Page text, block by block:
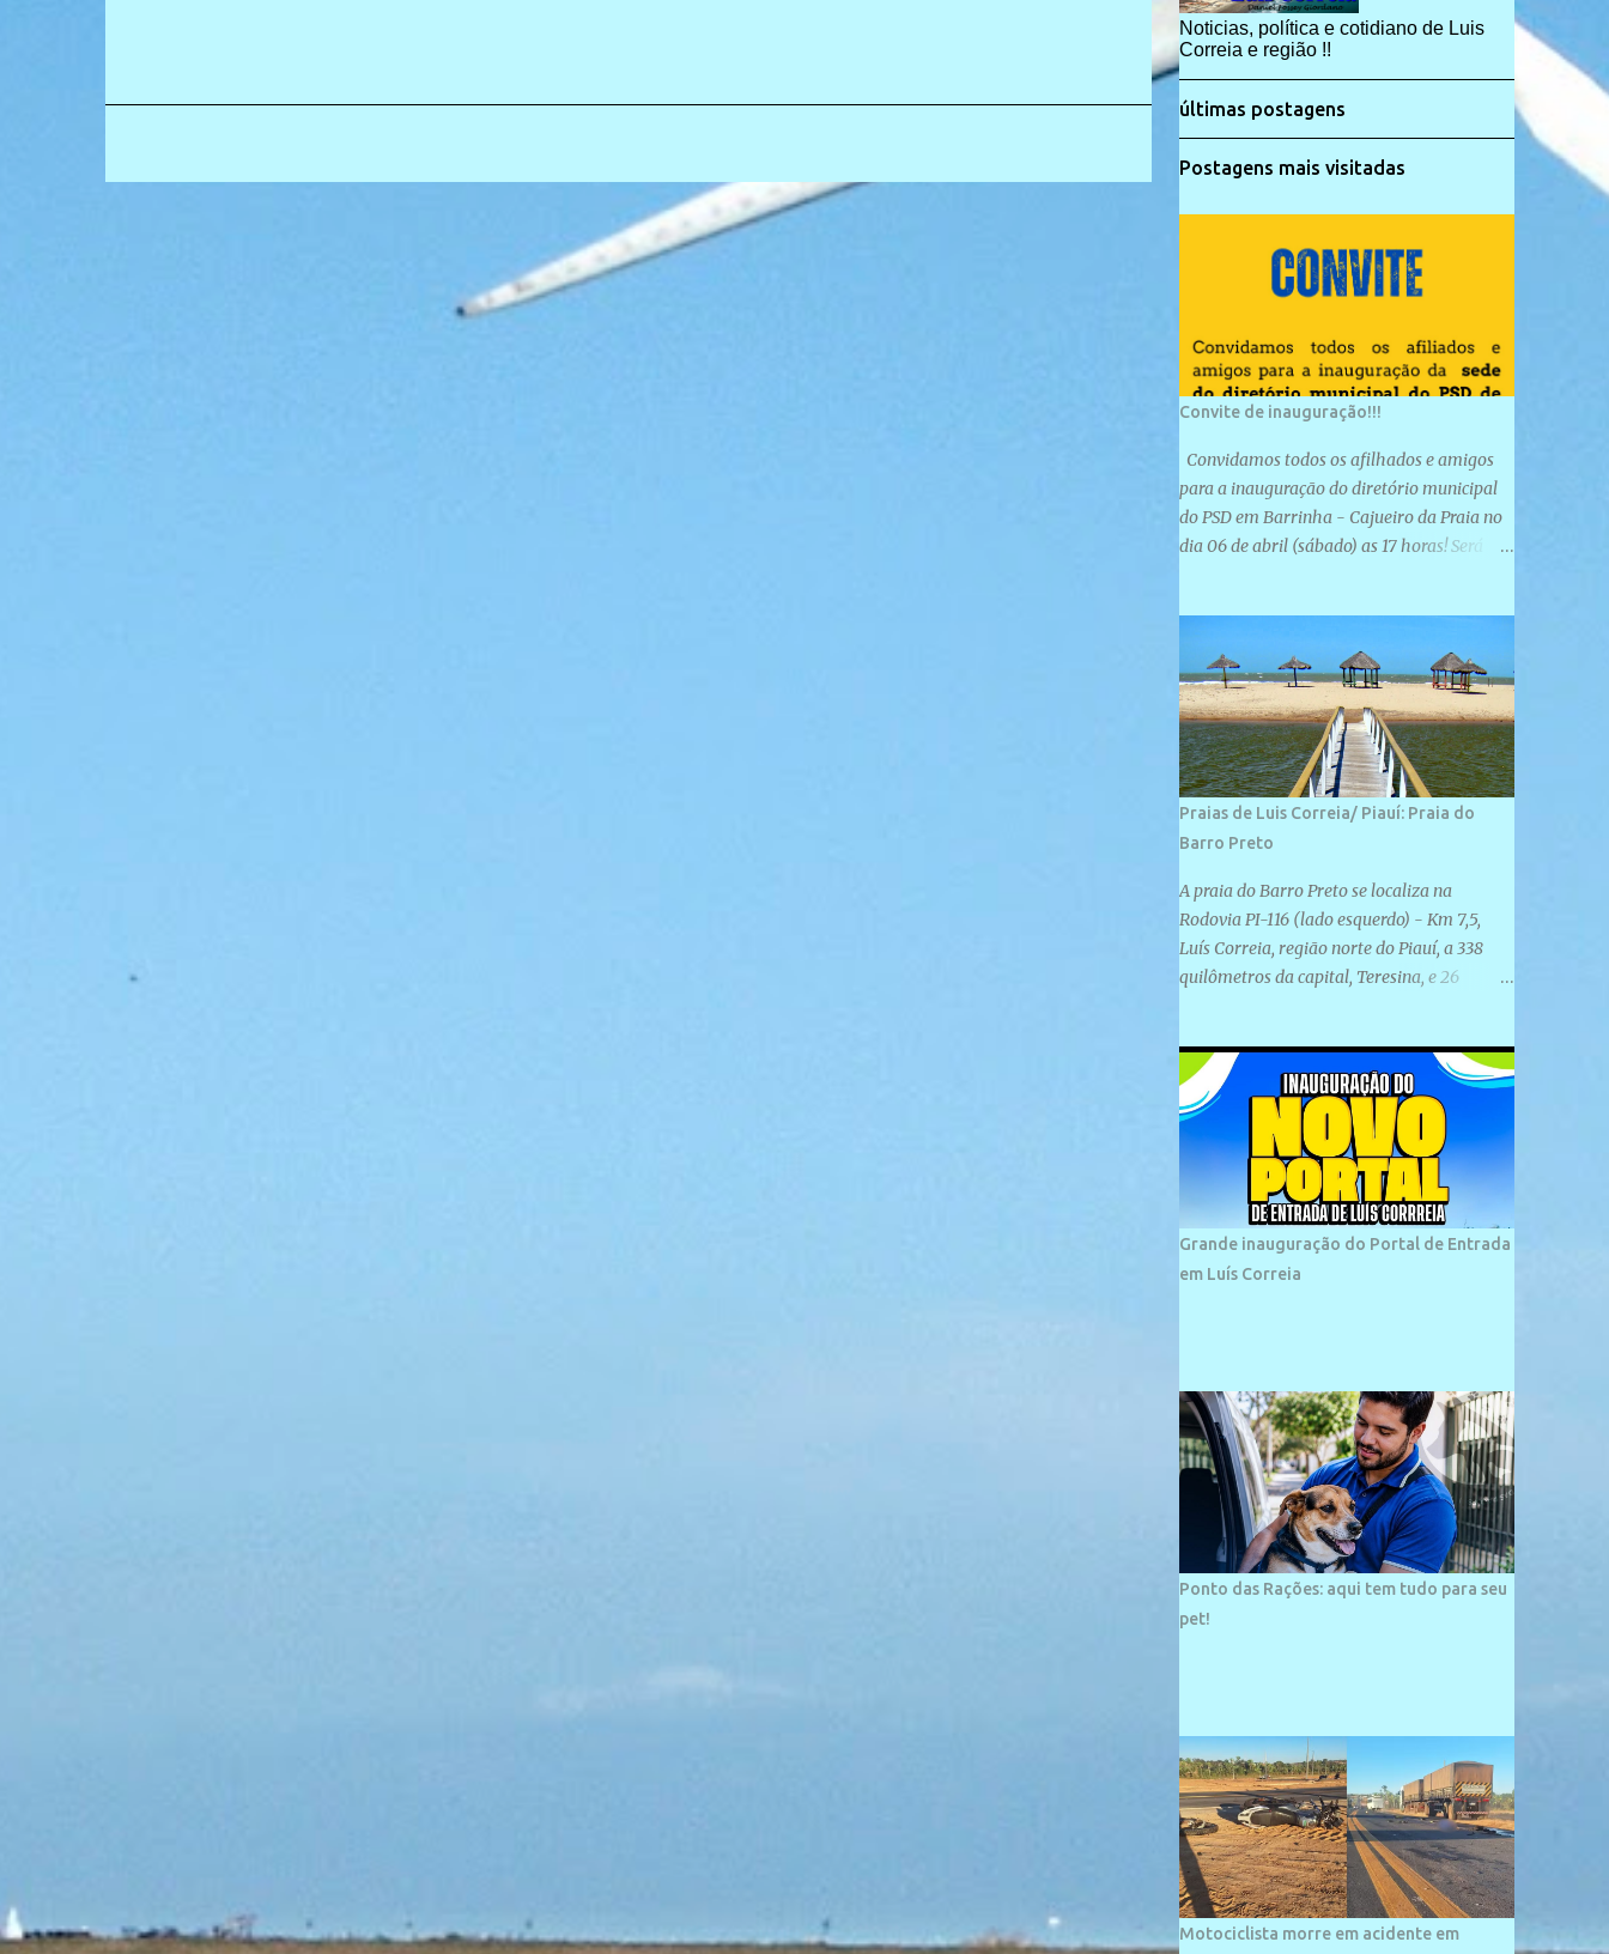
Noticias, política e cotidiano de Luis
Correia e região !!
últimas postagens
Postagens mais visitadas
Convite de inauguração!!!
Convidamos todos os afilhados e amigos
para a inauguração do diretório municipal
do PSD em Barrinha - Cajueiro da Praia no
dia 06 de abril (sábado) as 17 horas! Será
localizada na Rua São José, 98 Barrinha -
Cajueiro da Praia.
Praias de Luis Correia/ Piauí: Praia do
Barro Preto
A praia do Barro Preto se localiza na
Rodovia PI-116 (lado esquerdo) - Km 7,5,
Luís Correia, região norte do Piauí, a 338
quilômetros da capital, Teresina, e 26
plana e retilínea na maior parte de sua
extensão, chegando a mais ou menos a 1,5
km de paisagens exuberantes. Possui ondas
suaves devido ao extensivo molhe de pedras
que não chegam a 2 metros de altura, não
apresentando dunas em seu espaço
geográfico. Não se sabe ao certo porque a
praia leva esse nome, e muitas das suas
vizinhos. O bairro onde se localiza a praia é
palco de amplos investimentos e projetos
grandiosos como hotéis, pousadas e
residências de veraneio de grande porte. O
maior empreendimento fixado nessa área é
o SESC Praia, inaugurado em 12 de julho de
1996. Com arquitetura moderna,...
Grande inauguração do Portal de Entrada
em Luís Correia
Ponto das Rações: aqui tem tudo para seu
pet!
Motociclista morre em acidente em